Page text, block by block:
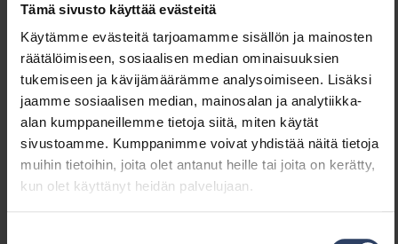
Tämä sivusto käyttää evästeitä
Käytämme evästeitä tarjoamamme sisällön ja mainosten
räätälöimiseen, sosiaalisen median ominaisuuksien
tukemiseen ja kävijämäärämme analysoimiseen. Lisäksi
jaamme sosiaalisen median, mainosalan ja analytiikka-
alan kumppaneillemme tietoja siitä, miten käytät
sivustoamme. Kumppanimme voivat yhdistää näitä tietoja
muihin tietoihin, joita olet antanut heille tai joita on kerätty,
kun olet käyttänyt heidän palvelujaan.
Painonappihimmennys
Ilman himmennystoimintoa
Ei
Vakiovalovirta-ohjaus (CLO)
Ei
IFTTT-tuki
Ei
Apple HomeKit -
yhteensopiva
Ei
Bluetooth -ohjattava
Kyllä
Google Assistant -
yhteensopiva
Ei